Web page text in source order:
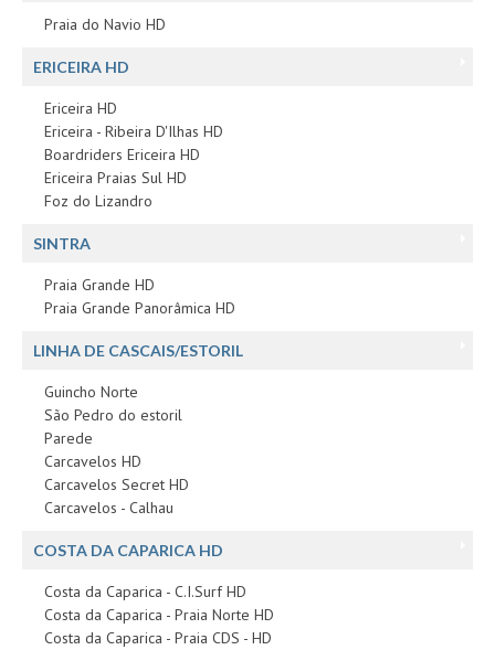
Praia do Navio HD
ERICEIRA HD
Ericeira HD
Ericeira - Ribeira D'Ilhas HD
Boardriders Ericeira HD
Ericeira Praias Sul HD
Foz do Lizandro
SINTRA
Praia Grande HD
Praia Grande Panorâmica HD
LINHA DE CASCAIS/ESTORIL
Guincho Norte
São Pedro do estoril
Parede
Carcavelos HD
Carcavelos Secret HD
Carcavelos - Calhau
COSTA DA CAPARICA HD
Costa da Caparica - C.I.Surf HD
Costa da Caparica - Praia Norte HD
Costa da Caparica - Praia CDS - HD